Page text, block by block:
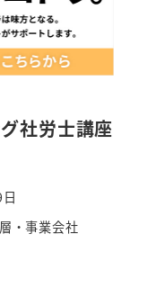
社労士講座
・事業会社